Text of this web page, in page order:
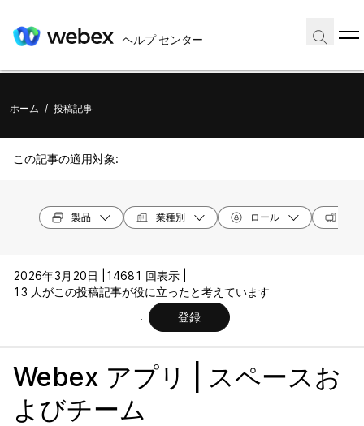
ヘルプ センター
ホーム / 投稿記事
この記事の適用対象:
製品 業種別 ロール
2026年3月20日 |
14681 回表示 |
13 人がこの投稿記事が役に立ったと考えています
登録
Webex アプリ | スペースお
よびチーム